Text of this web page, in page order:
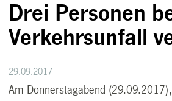
Drei Personen
Verkehrsunfall
29.09.2017
Am Donnerstagabend